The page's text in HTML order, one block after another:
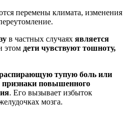
перемены климата, изменения
в частных случаях является
этом дети чувствуют тошноту,
распирающую тупую боль или
признаки повышенного
. Его вызывает избыток
мозга.